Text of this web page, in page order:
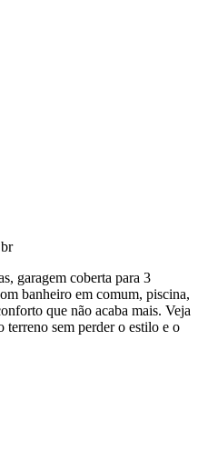
garagem coberta para 3
banheiro em comum, piscina,
que não acaba mais. Veja
sem perder o estilo e o